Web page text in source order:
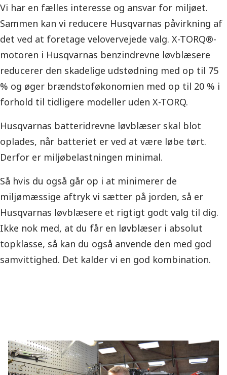
Vi har en fælles interesse og ansvar for miljøet.
Sammen kan vi reducere Husqvarnas påvirkning af
det ved at foretage velovervejede valg. X-TORQ®-
motoren i Husqvarnas benzindrevne løvblæsere
reducerer den skadelige udstødning med op til 75
% og øger brændstoføkonomien med op til 20 % i
forhold til tidligere modeller uden X-TORQ.
Husqvarnas batteridrevne løvblæser skal blot
oplades, når batteriet er ved at være løbe tørt.
Derfor er miljøbelastningen minimal.
Så hvis du også går op i at minimerer de
miljømæssige aftryk vi sætter på jorden, så er
Husqvarnas løvblæsere et rigtigt godt valg til dig.
Ikke nok med, at du får en løvblæser i absolut
topklasse, så kan du også anvende den med god
samvittighed. Det kalder vi en god kombination.